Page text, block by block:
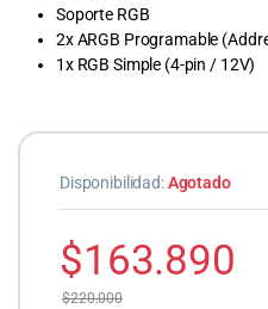
Soporte RGB
2x ARGB Programable
1x RGB Simple (4-pin / 12V)
Disponibilidad:Agotado
$163.890
$220.000